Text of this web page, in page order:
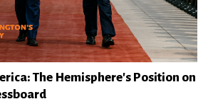
The Hemisphere's Position on